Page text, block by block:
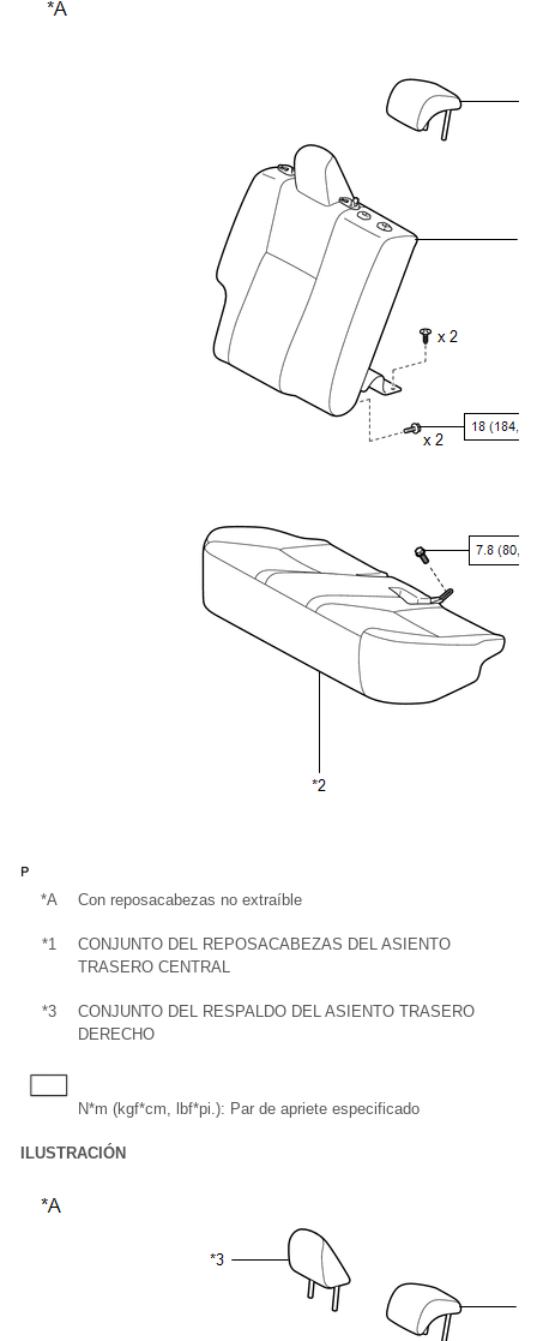
*A Con reposacabezas no extraíble
*1
CONJUNTO DEL REPOSACABEZAS DEL ASIENTO
TRASERO CENTRAL
*3
CONJUNTO DEL RESPALDO DEL ASIENTO TRASERO
DERECHO
N*m (kgf*cm, lbf*pi.): Par de apriete especificado
ILUSTRACIÓN